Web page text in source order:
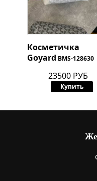
Косметичка
Goyard BMS-128630
23500 РУБ
Купить